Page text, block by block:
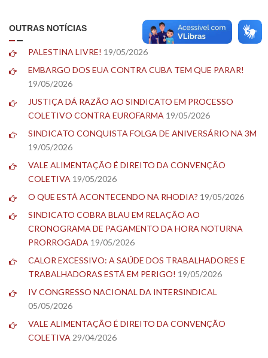
OUTRAS NOTÍCIAS
PALESTINA LIVRE! 19/05/2026
EMBARGO DOS EUA CONTRA CUBA TEM QUE PARAR!
19/05/2026
JUSTIÇA DÁ RAZÃO AO SINDICATO EM PROCESSO
COLETIVO CONTRA EUROFARMA 19/05/2026
SINDICATO CONQUISTA FOLGA DE ANIVERSÁRIO NA 3M
19/05/2026
VALE ALIMENTAÇÃO É DIREITO DA CONVENÇÃO
COLETIVA 19/05/2026
O QUE ESTÁ ACONTECENDO NA RHODIA? 19/05/2026
SINDICATO COBRA BLAU EM RELAÇÃO AO
CRONOGRAMA DE PAGAMENTO DA HORA NOTURNA
PRORROGADA 19/05/2026
CALOR EXCESSIVO: A SAÚDE DOS TRABALHADORES E
TRABALHADORAS ESTÁ EM PERIGO! 19/05/2026
IV CONGRESSO NACIONAL DA INTERSINDICAL
05/05/2026
VALE ALIMENTAÇÃO É DIREITO DA CONVENÇÃO
COLETIVA 29/04/2026